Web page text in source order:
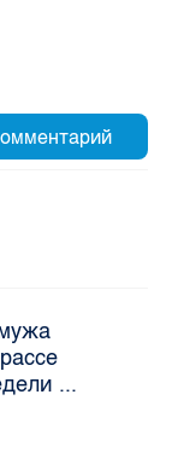
...